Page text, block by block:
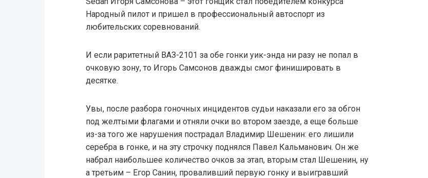
Народный пилот и пришел в профессиональный автоспорт из
любительских соревнований.
И если раритетный ВАЗ-2101 за обе гонки уик-энда ни разу не попал в
очковую зону, то Игорь Самсонов дважды смог финишировать в
десятке.
Увы, после разбора гоночных инцидентов судьи наказали его за обгон
под желтыми флагами и отняли очки во втором заезде, а еще больше
из-за того же нарушения пострадал Владимир Шешенин: его лишили
серебра в гонке, и на эту строчку поднялся Павел Кальманович. Он же
набрал наибольшее количество очков за этап, вторым стал Шешенин, ну
а третьим – Егор Санин, проваливший первую гонку и выигравший